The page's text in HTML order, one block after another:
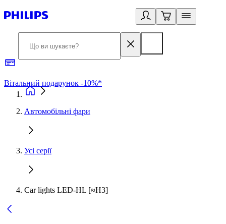
Вітальний подарунок -10%*
Автомобільні фари
Усі серії
Car lights LED-HL [≈H3]